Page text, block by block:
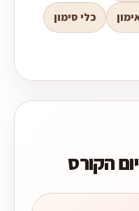
כלי סימון
הקורס